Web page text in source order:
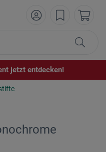
jetzt entdecken!